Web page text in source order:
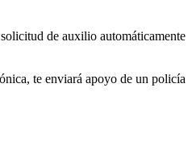
de auxilio automáticamente
te enviará apoyo de un policía